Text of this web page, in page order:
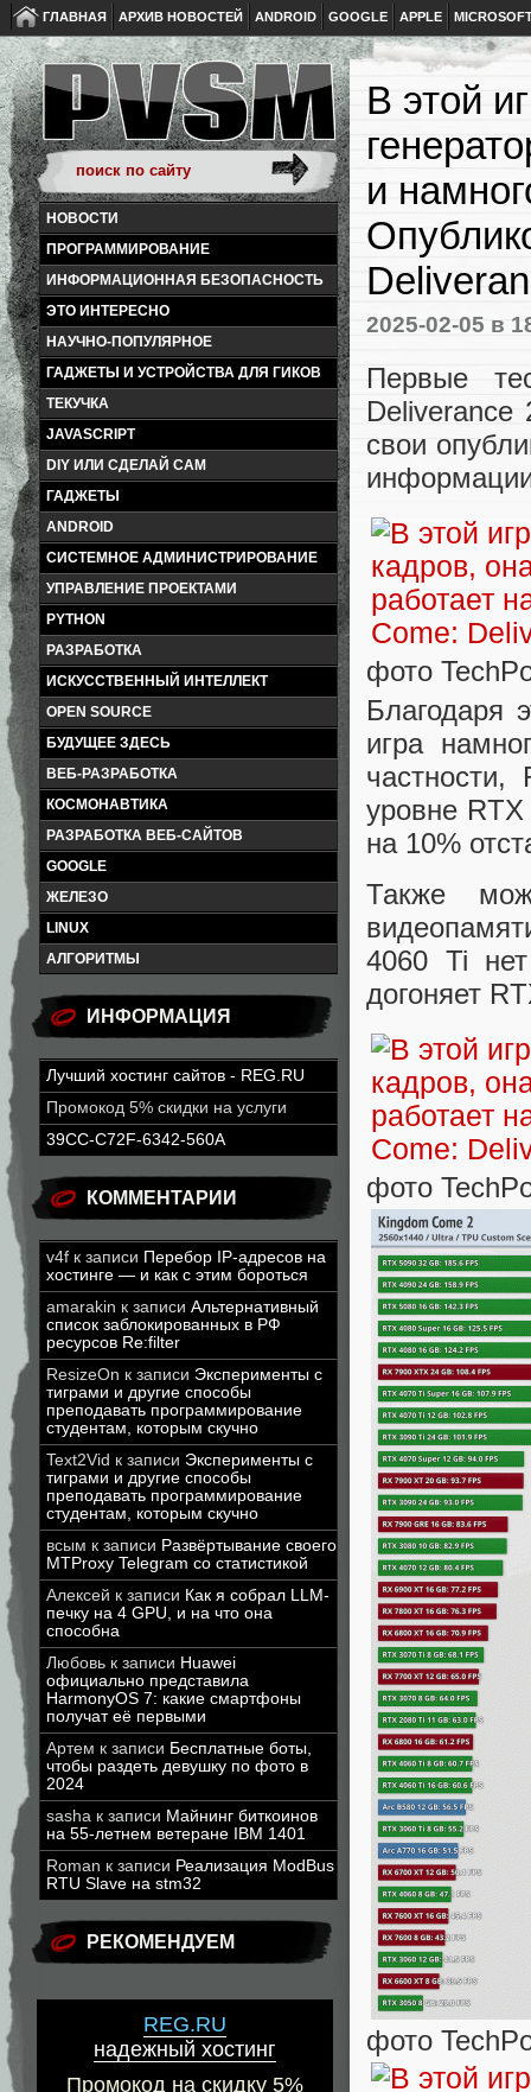
ГЛАВНАЯ АРХИВ НОВОСТЕЙ ANDROID GOOGLE APPLE
НОВОСТИ
ПРОГРАММИРОВАНИЕ
ИНФОРМАЦИОННАЯ БЕЗОПАСНОСТЬ
ЭТО ИНТЕРЕСНО
НАУЧНО-ПОПУЛЯРНОЕ
ГАДЖЕТЫ И УСТРОЙСТВА ДЛЯ ГИКОВ
ТЕКУЧКА
JAVASCRIPT
DIY ИЛИ СДЕЛАЙ САМ
ГАДЖЕТЫ
ANDROID
СИСТЕМНОЕ АДМИНИСТРИРОВАНИЕ
УПРАВЛЕНИЕ ПРОЕКТАМИ
PYTHON
РАЗРАБОТКА
ИСКУССТВЕННЫЙ ИНТЕЛЛЕКТ
OPEN SOURCE
БУДУЩЕЕ ЗДЕСЬ
ВЕБ-РАЗРАБОТКА
КОСМОНАВТИКА
РАЗРАБОТКА ВЕБ-САЙТОВ
GOOGLE
ЖЕЛЕЗО
LINUX
АЛГОРИТМЫ
ИНФОРМАЦИЯ
Лучший хостинг сайтов - REG.RU
Промокод 5% скидки на услуги
39CC-C72F-6342-560A
КОММЕНТАРИИ
v4f к записи Перебор IP-адресов на
хостинге — и как с этим бороться
amarakin к записи Альтернативный
список заблокированных в РФ
ресурсов Re:filter
ResizeOn к записи Эксперименты с
тиграми и другие способы
преподавать программирование
студентам, которым скучно
Text2Vid к записи Эксперименты с
тиграми и другие способы
преподавать программирование
студентам, которым скучно
всым к записи Развёртывание своего
MTProxy Telegram со статистикой
Алексей к записи Как я собрал LLM-
печку на 4 GPU, и на что она
способна
Любовь к записи Huawei
официально представила
HarmonyOS 7: какие смартфоны
получат её первыми
Артем к записи Бесплатные боты,
чтобы раздеть девушку по фото в
2024
sasha к записи Майнинг биткоинов
на 55-летнем ветеране IBM 1401
Roman к записи Реализация ModBus
RTU Slave на stm32
РЕКОМЕНДУЕМ
REG.RU
надежный хостинг
Промокод на скидку 5%
В этой
и
2025-02-05 в
Первые
свои
фото
Благодаря
игра
уровне
на 10%
Также
4060 Ti
догоняет
фото
фото